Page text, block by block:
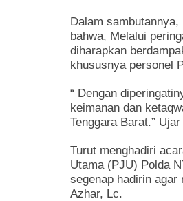
Dalam
bahwa, Melalui
diharapkan
khususnya personel
“ Dengan
keimanan dan
Tenggara Barat.”
Turut menghadiri
Utama (PJU) Polda
segenap hadirin agar
Azhar, Lc.